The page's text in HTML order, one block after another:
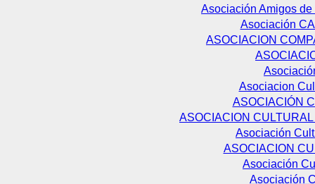
Asociación Amigos
Asociación
ASOCIACION
Asociacion
ASOCIACIÓN
ASOCIACION
Asociación
ASOCIACION
Asociación
Asociación